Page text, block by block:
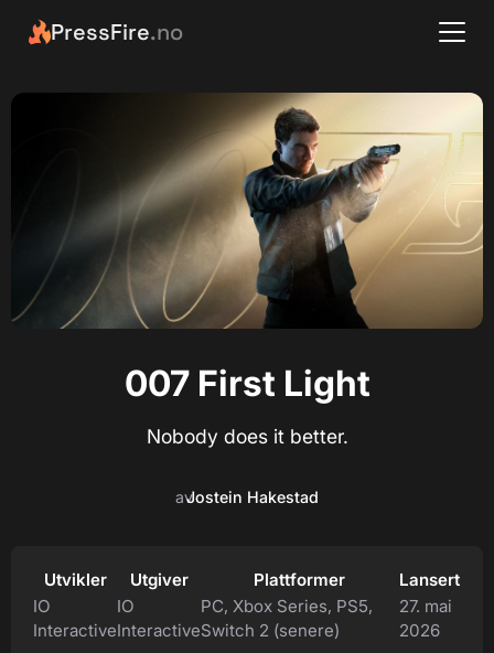
PressFire.no
007 First Light
Nobody does it better.
avJostein Hakestad
Utvikler
IO
Interactive
Utgiver
IO
Interactive
Plattformer
PC, Xbox Series, PS5,
Switch 2 (senere)
Lansert
27. mai
2026